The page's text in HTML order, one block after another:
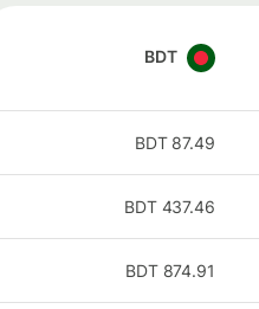
BDT
87.49
BDT
437.46
BDT
874.91
BDT